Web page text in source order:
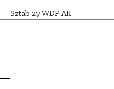
Sztab 27 WDP AK